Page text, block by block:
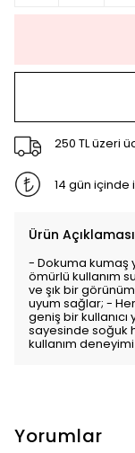
250 TL üzeri
14 gün
Ürün Açıklaması
- Dokuma kumaş
ömürlü kullanım
ve şık bir
uyum sağlar; -
geniş bir
sayesinde soğuk
kullanım
Yorumlar